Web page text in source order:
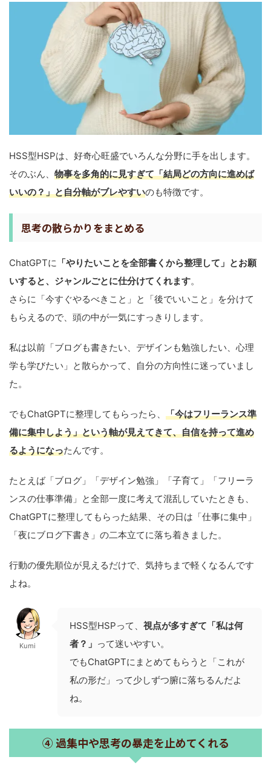
HSS型HSPは、好奇心旺盛でいろんな分野に手を出します。
そのぶん、 物事を多角的に見すぎて「結局どの方向に進めば
いいの？」と自分軸がブレやすいのも特徴です。
思考の散らかりをまとめる
ChatGPTに 「やりたいことを全部書くから整理して」とお願
いすると、ジャンルごとに仕分けてくれます。
さらに「今すぐやるべきこと」と「後でいいこと」を分けて
もらえるので、頭の中が一気にすっきりします。
私は以前「ブログも書きたい、デザインも勉強したい、心理
学も学びたい」と散らかって、自分の方向性に迷っていまし
た。
でもChatGPTに整理してもらったら、 「今はフリーランス準
備に集中しよう」という軸が見えてきて、自信を持って進め
るようになったんです。
たとえば「ブログ」「デザイン勉強」「子育て」「フリーラ
ンスの仕事準備」と全部一度に考えて混乱していたときも、
ChatGPTに整理してもらった結果、その日は「仕事に集中」
「夜にブログ下書き」の二本立てに落ち着きました。
行動の優先順位が見えるだけで、気持ちまで軽くなるんです
よね。
Kumi
HSS型HSPって、 視点が多すぎて「私は何
者？」 って迷いやすい。
でもChatGPTにまとめてもらうと「これが
私の形だ」って少しずつ腑に落ちるんだよ
ね。
④ 過集中や思考の暴走を止めてくれる